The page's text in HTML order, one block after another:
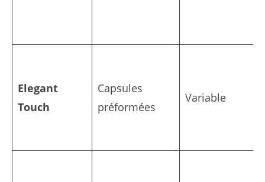
Elegant
Touch
Capsules
préformées
Variable